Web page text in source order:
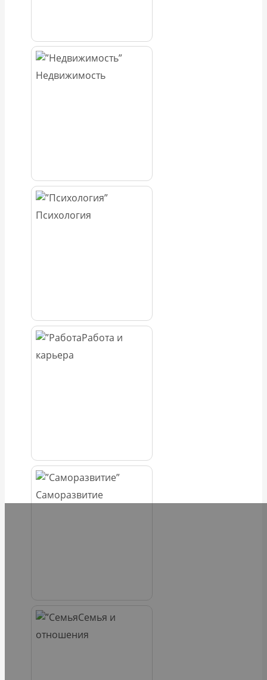
Недвижимость
Психология
Работа и
карьера
Саморазвитие
Семья и
отношения